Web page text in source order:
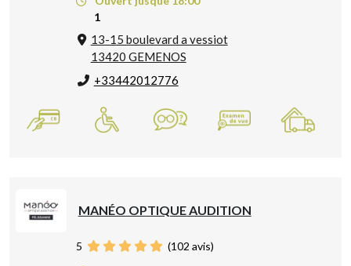
1
13-15 boulevard a vessiot
13420 GEMENOS
+33442012776
MANÉO OPTIQUE AUDITION
5 (102 avis)